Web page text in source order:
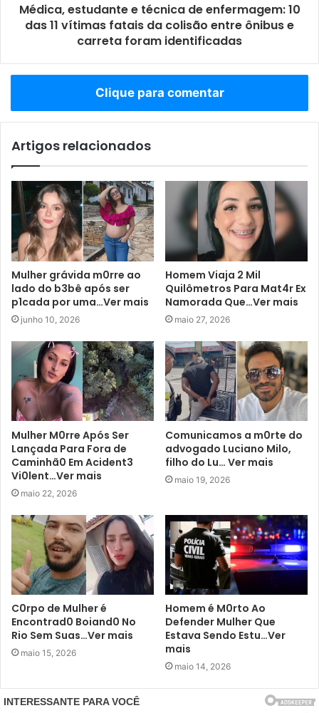
Médica, estudante e técnica de enfermagem: 10
das 11 vítimas fatais da colisão entre ônibus e
carreta foram identificadas
Clique para comentar
Artigos relacionados
Mulher grávida m0rre ao
lado do b3bê após ser
p1cada por uma…Ver mais
junho 10, 2026
Homem Viaja 2 Mil
Quilômetros Para Mat4r Ex
Namorada Que…Ver mais
maio 27, 2026
Mulher M0rre Após Ser
Lançada Para Fora de
Caminhã0 Em Acident3
Vi0lent…Ver mais
maio 22, 2026
Comunicamos a m0rte do
advogado Luciano Milo,
filho do Lu… Ver mais
maio 19, 2026
C0rpo de Mulher é
Encontrad0 Boiand0 No
Rio Sem Suas…Ver mais
maio 15, 2026
Homem é M0rto Ao
Defender Mulher Que
Estava Sendo Estu…Ver
mais
maio 14, 2026